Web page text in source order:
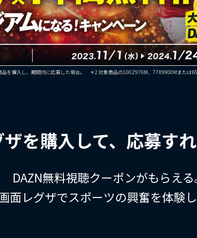
品を購入し、期間内に応募した場合。 ＊2 対象商品の100Z970M、77X9900Mまたは
を購入して、応募す
DAZN無料視聴クーポンがもらえる
面レグザでスポーツの興奮を体験し